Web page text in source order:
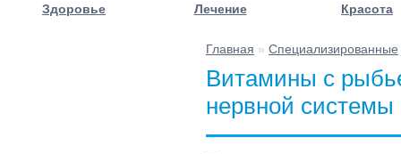
Здоровье Лечение Красота
Главная » Специализированные
Витамины с
нервной системы